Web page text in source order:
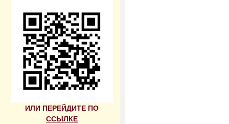
ИЛИ ПЕРЕЙДИТЕ ПО
ССЫЛКЕ